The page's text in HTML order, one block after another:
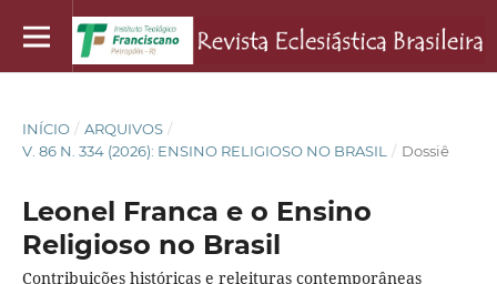
INÍCIO / ARQUIVOS /
V. 86 N. 334 (2026): ENSINO RELIGIOSO NO BRASIL
/ Dossiê
Leonel Franca e o Ensino
Religioso no Brasil
Contribuições históricas e releituras contemporâneas